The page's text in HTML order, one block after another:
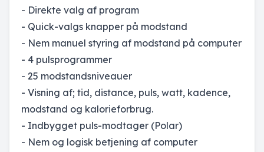
- Direkte valg af program
- Quick-valgs knapper på modstand
- Nem manuel styring af modstand på computer
- 4 pulsprogrammer
- 25 modstandsniveauer
- Visning af; tid, distance, puls, watt, kadence,
modstand og kalorieforbrug.
- Indbygget puls-modtager (Polar)
- Nem og logisk betjening af computer